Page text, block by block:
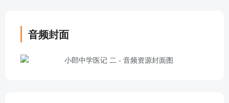
音频封面